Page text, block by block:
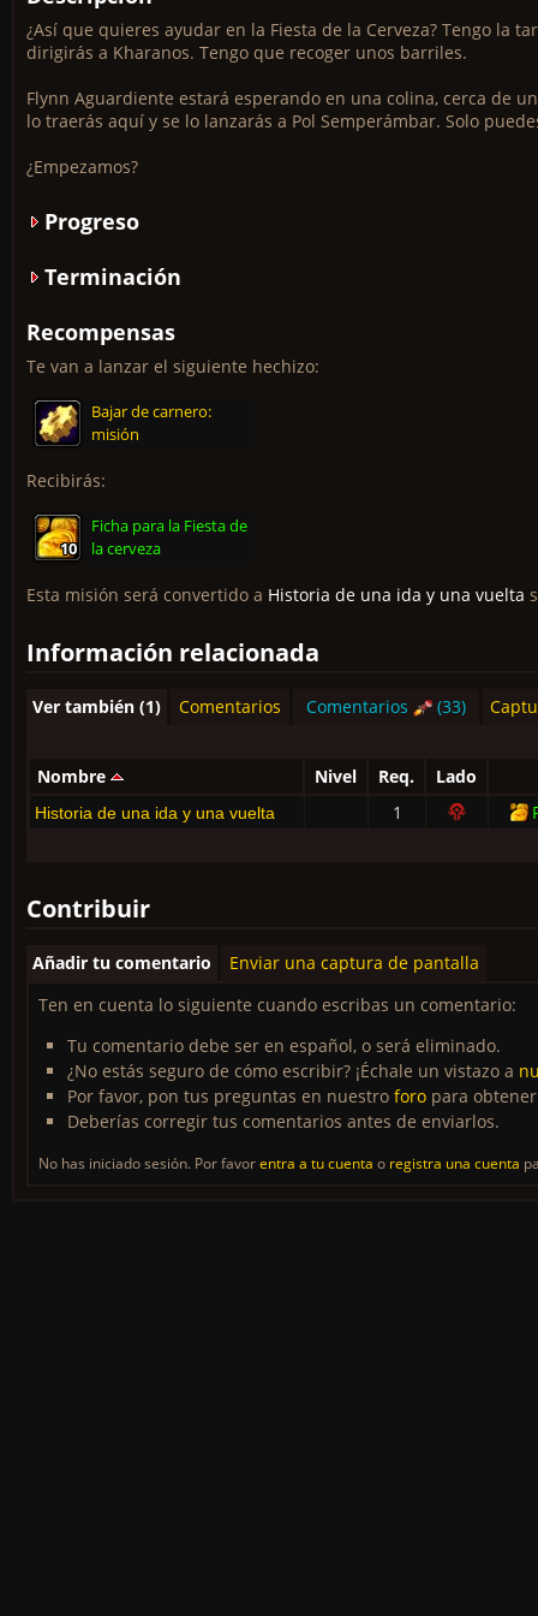
¿Así que quieres ayudar en la Fiesta de la Cerveza? Tengo la
dirigirás a Kharanos. Tengo que recoger unos barriles.
Flynn Aguardiente estará esperando en una colina, cerca de
lo traerás aquí y se lo lanzarás a Pol Semperámbar. Solo
¿Empezamos?
Progreso
Terminación
Recompensas
Te van a lanzar el siguiente hechizo:
Bajar de carnero:
misión
Recibirás:
10
10
10
10
10
10
10
10
10
Ficha para la Fiesta de
la cerveza
Esta misión será convertido a Historia de una ida y una vuelta
Información relacionada
Ver también (1) Comentarios Comentarios (33)
Nombre Nivel Req. Lado
Historia de una ida y una vuelta 1
Contribuir
Añadir tu comentario
Enviar una captura de pantalla
Ten en cuenta lo siguiente cuando escribas un comentario:
Tu comentario debe ser en español, o será eliminado.
¿No estás seguro de cómo escribir? ¡Échale un vistazo a
Por favor, pon tus preguntas en nuestro foro para
Deberías corregir tus comentarios antes de enviarlos.
No has iniciado sesión. Por favorentra a tu cuenta o registra una cuenta